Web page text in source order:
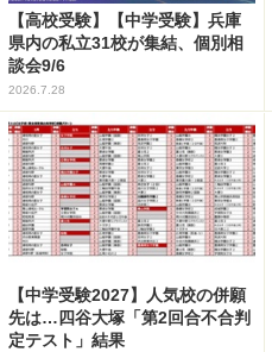
【高校受験】【中学受験】兵庫
県内の私立31校が集結、個別相
談会9/6
2026.7.28
【中学受験2027】人気校の併願
先は…四谷大塚「第2回合不合判
定テスト」結果